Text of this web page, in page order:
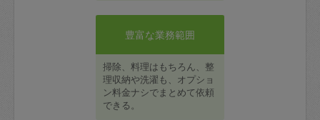
豊富な業務範囲
掃除、料理はもちろん、整
理収納や洗濯も、オプショ
ン料金ナシでまとめて依頼
できる。